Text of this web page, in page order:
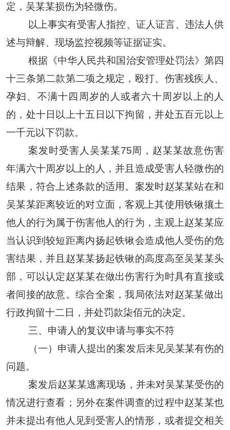
定， 吴某某损伤为轻微伤。
以上事实有受害人指控、证人证言、违法人供
述与辩解、现场监控视频等证据证实。
根据《中华人民共和国治安管理处罚法》第四
十三条第二款第二项之规定，殴打、伤害残疾人、
孕妇、不满十四周岁的人或者六十周岁以上的人
的，处十日以上十五日以下拘留，并处五百元以上
一千元以下罚款。
案发时受害人 吴某某75周， 赵某某故意伤害
年满六十周岁以上的人，并且造成受害人轻微伤的
结果，符合上述条款的适用。案发时赵某某站在和
吴某某距离较近的对立面，客观上其使用铁锹攘土
他人的行为属于伤害他人的行为，主观上赵某某应
当认识到较短距离内扬起铁锹会造成他人受伤的危
害结果，并且 赵某某扬起铁锹的高度高至吴某某头
部，可以认定赵某某在做出伤害行为时具有直接或
者间接的故意。综合全案，我局依法对赵某某做出
行政拘留十二日，并处罚款柒佰元的决定。
三、申请人的复议申请与事实不符
（一）申请人提出的案发后未见吴某某有伤的
问题。
案发后赵某某逃离现场，并未对吴某某受伤的
情况进行查看；另外在案件调查的过程中赵某某也
并未提出有他人见到受害人的情形，或者提交相关